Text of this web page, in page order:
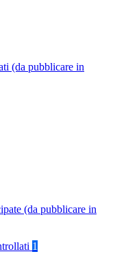
(da pubblicare in
(da pubblicare in
1